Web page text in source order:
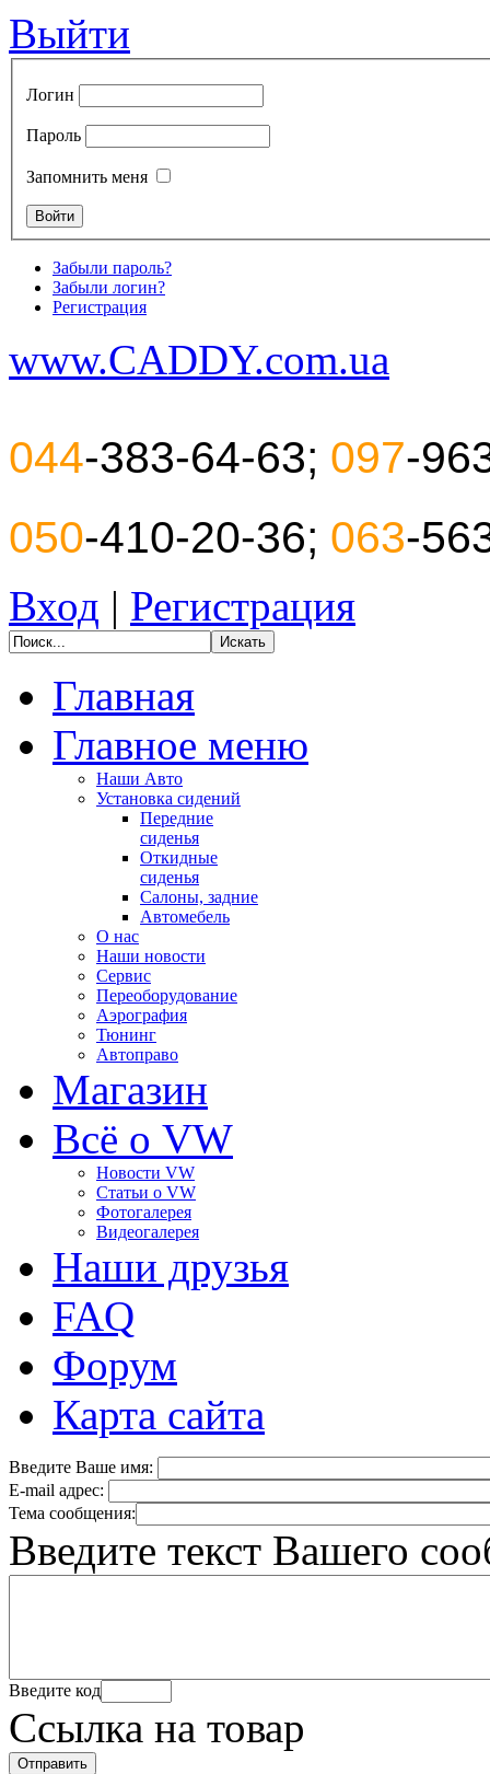
Выйти
Логин
Пароль
Запомнить меня
Забыли пароль?
Забыли логин?
Регистрация
www.CADDY.com.ua
044-383-64-63; 097-
050-410-20-36; 063-
Вход | Регистрация
Главная
Главное меню
Наши Авто
Установка сидений
Передние
сиденья
Откидные
сиденья
Салоны, задние
Автомебель
О нас
Наши новости
Сервис
Переоборудование
Аэрография
Тюнинг
Автоправо
Магазин
Всё о VW
Новости VW
Статьи o VW
Фотогалерея
Видеогалерея
Наши друзья
FAQ
Форум
Карта сайта
Введите Ваше имя:
E-mail адрес:
Тема сообщения:
Введите текст Вашего
Введите код
Ссылка на товар